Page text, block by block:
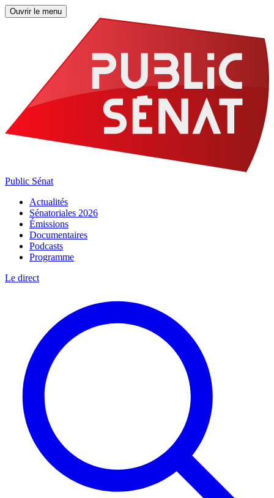
Ouvrir le menu
Public Sénat
Actualités
Sénatoriales 2026
Émissions
Documentaires
Podcasts
Programme
Le direct